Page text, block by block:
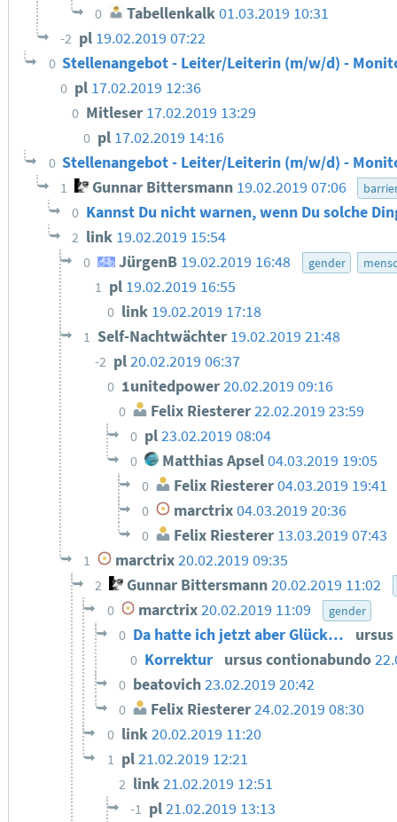
0 Tabellenkalk01.03.2019 10:31
-2 pl 19.02.2019 07:22
0 Stellenangebot - Leiter/Leiterin (m/w/d) -
0 pl 17.02.2019 12:36
0 Mitleser 17.02.2019 13:29
0 pl 17.02.2019 14:16
0 Stellenangebot - Leiter/Leiterin (m/w/d) -
1 Gunnar Bittersmann 19.02.2019 07:06
0 Kannst Du nicht warnen, wenn Du solche
2 link 19.02.2019 15:54
0 JürgenB 19.02.2019 16:48 gender
1 pl 19.02.2019 16:55
0 link 19.02.2019 17:18
1 Self-Nachtwächter 19.02.2019 21:48
-2 pl20.02.2019 06:37
0 1unitedpower20.02.2019 09:16
0 Felix Riesterer 22.02.2019 23:59
0 pl23.02.2019 08:04
0 Matthias Apsel04.03.2019 19:05
0 Felix Riesterer04.03.2019 19:41
0 marctrix04.03.2019 20:36
0 Felix Riesterer 13.03.2019 07:43
1 marctrix20.02.2019 09:35
2 Gunnar Bittersmann20.02.2019 11:02
0 marctrix20.02.2019 11:09 gender
0 Da hatte ich jetzt aber Glück…
0 Korrektur ursus contionabundo
0 beatovich23.02.2019 20:42
0 Felix Riesterer 24.02.2019 08:30
0 link20.02.2019 11:20
1 pl21.02.2019 12:21
2 link21.02.2019 12:51
-1 pl21.02.2019 13:13